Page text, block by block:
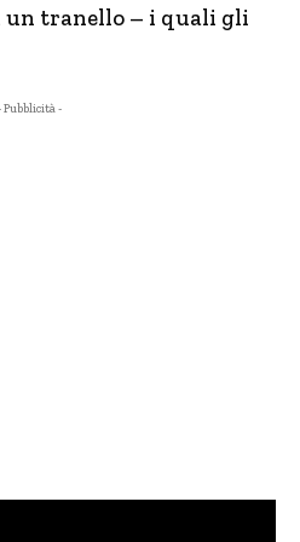
un tranello – i quali gli
Pubblicità -